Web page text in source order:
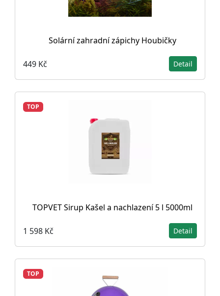
Solární zahradní zápichy Houbičky
449 Kč Detail
TOP
TOPVET Sirup Kašel a nachlazení 5 l 5000ml
1 598 Kč Detail
TOP